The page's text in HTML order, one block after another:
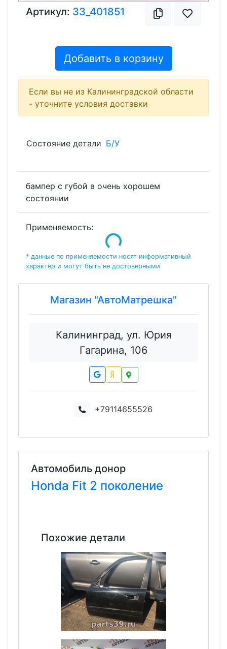
Артикул: 33_401851
Добавить в корзину
Если вы не из Калининградской области
- уточните условия доставки
Состояние детали Б/У
бампер с губой в очень хорошем
состоянии
Применяемость:
Loading...
* данные по применяемости носят информативный
характер и могут быть не достоверными
Магазин "АвтоМатрешка"
Калининград, ул. Юрия
Гагарина, 106
+79114655526
Автомобиль донор
Honda Fit 2 поколение
Похожие детали